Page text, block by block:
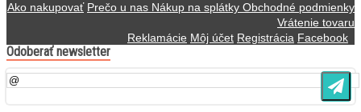
Ako nakupovať Prečo u nas Nákup na splátky Obchodné podmienky
Vrátenie tovaru
Reklamácie Môj účet Registrácia Facebook
Odoberať newsletter